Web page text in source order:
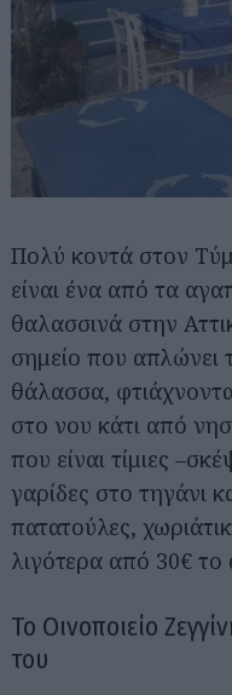
Πολύ κοντά στον
είναι ένα από τα
θαλασσινά στην
σημείο που απλώνει
θάλασσα,
στο νου κάτι από
που είναι τίμιες
γαρίδες στο τηγάνι
πατατούλες,
λιγότερα από 30€ το
Το Οινοποιείο
του